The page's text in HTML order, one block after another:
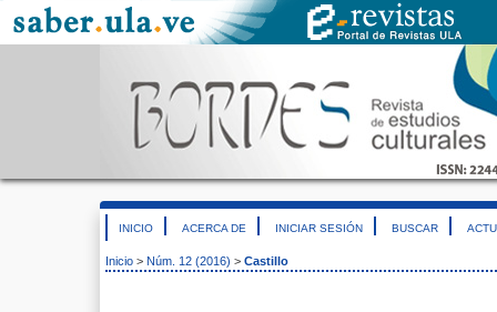
INICIO ACERCA DE INICIAR SESIÓN BUSCAR
Inicio > Núm. 12 (2016) > Castillo